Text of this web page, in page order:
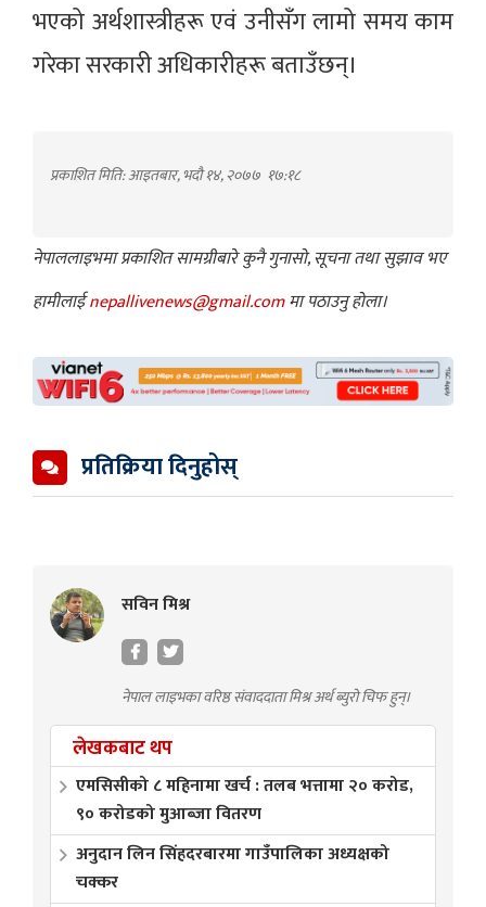
भएको अर्थशास्त्रीहरू एवं उनीसँग लामो समय काम
गरेका सरकारी अधिकारीहरू बताउँछन्।
प्रकाशित मिति: आइतबार, भदौ १४, २०७७ १७:१८
नेपाललाइभमा प्रकाशित सामग्रीबारे कुनै गुनासो, सूचना तथा सुझाव भए
हामीलाईnepallivenews@gmail.comमा पठाउनु होला।
प्रतिक्रिया दिनुहोस्
सविन मिश्र
नेपाल लाइभका वरिष्ठ संवाददाता मिश्र अर्थ ब्युरो चिफ हुन्।
लेखकबाट थप
एमसिसीको ८ महिनामा खर्च : तलब भत्तामा २० करोड,
९० करोडको मुआब्जा वितरण
अनुदान लिन सिंहदरबारमा गाउँपालिका अध्यक्षको
चक्कर